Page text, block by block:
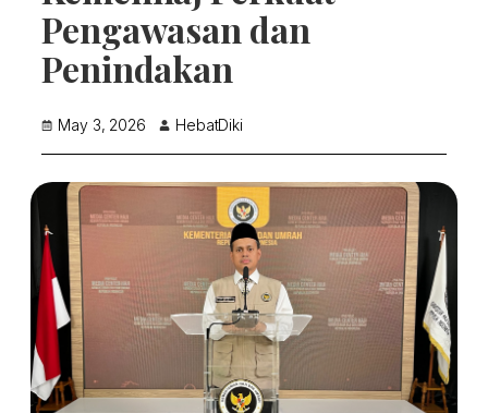
Pengawasan dan
Penindakan
May 3, 2026 HebatDiki